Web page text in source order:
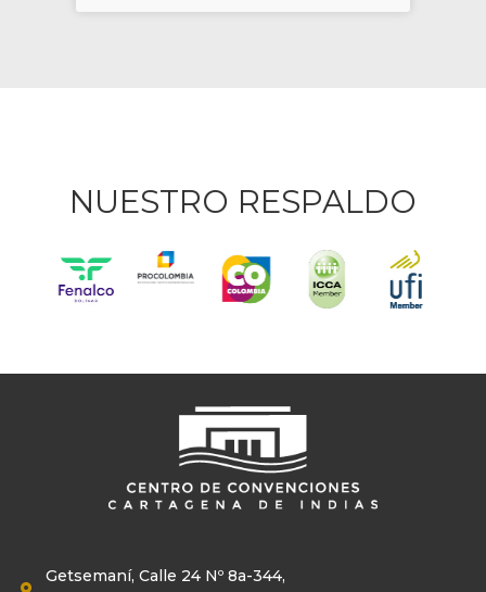
NUESTRO RESPALDO
Getsemaní, Calle 24 Nº 8a-344,